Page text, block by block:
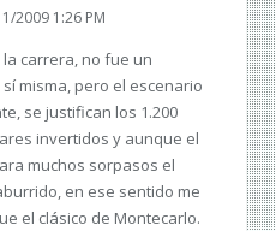
2009 1:26 PM
carrera, no fue un
misma, pero el escenario
se justifican los 1.200
invertidos y aunque el
muchos sorpasos el
en ese sentido me
el clásico de Montecarlo.